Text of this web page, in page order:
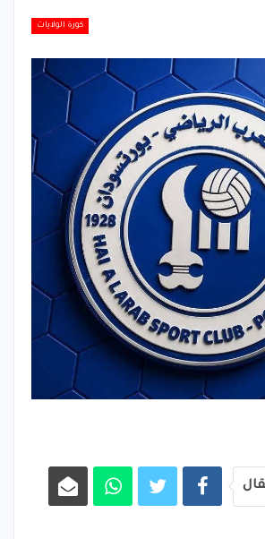
كورة الولايات